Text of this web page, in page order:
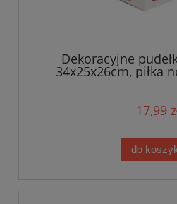
Dekoracyjne
34x25x26cm, piłka
17,99
do